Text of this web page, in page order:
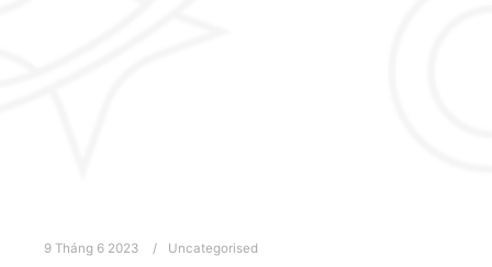
9 Tháng 6 2023 Uncategorised